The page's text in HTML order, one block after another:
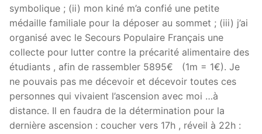
symbolique ; (ii) mon kiné m’a confié une petite
médaille familiale pour la déposer au sommet ; (iii) j’ai
organisé avec le Secours Populaire Français une
collecte pour lutter contre la précarité alimentaire des
étudiants , afin de rassembler 5895€ (1m = 1€). Je
ne pouvais pas me décevoir et décevoir toutes ces
personnes qui vivaient l’ascension avec moi …à
distance. Il en faudra de la détermination pour la
dernière ascension : coucher vers 17h , réveil à 22h :